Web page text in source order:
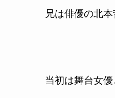
兄は俳優の北本
当初は舞台女優